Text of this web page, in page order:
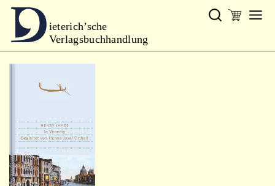
ieterich’sche
Verlagsbuchhandlung